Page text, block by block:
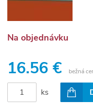
Na objednávku
16.56 € bežná
ks